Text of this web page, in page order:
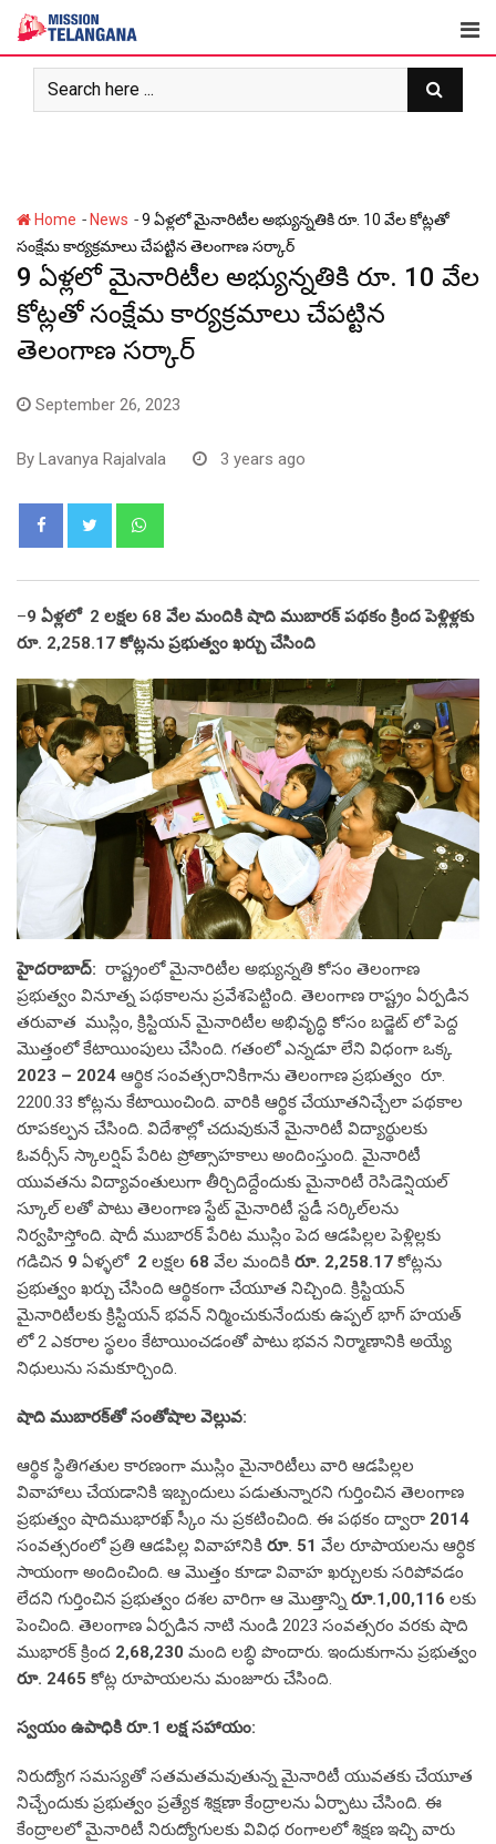
Skip
content
Home - News -9 ఏళ్లలో మైనారిటీల అభ్యున్నతికి రూ. 10 వేల కోట్లతో
సంక్షేమ కార్యక్రమాలు చేపట్టిన తెలంగాణ సర్కార్
9 ఏళ్లలో మైనారిటీల అభ్యున్నతికి రూ. 10 వేల
కోట్లతో సంక్షేమ కార్యక్రమాలు చేపట్టిన
తెలంగాణ సర్కార్
September 26, 2023
By Lavanya Rajalvala 3 years ago
–9 ఏళ్లలో 2 లక్షల 68 వేల మందికి షాది ముబారక్ పథకం క్రింద పెళ్లిళ్లకు
రూ. 2,258.17 కోట్లను ప్రభుత్వం ఖర్చు చేసింది
హైదరాబాద్: రాష్ట్రంలో మైనారిటీల అభ్యున్నతి కోసం తెలంగాణ
ప్రభుత్వం వినూత్న పథకాలను ప్రవేశపెట్టింది. తెలంగాణ రాష్ట్రం ఏర్పడిన
తరువాత ముస్లిం, క్రిస్టియన్ మైనారిటీల అభివృద్ధి కోసం బడ్జెట్ లో పెద్ద
మొత్తంలో కేటాయింపులు చేసింది. గతంలో ఎన్నడూ లేని విధంగా ఒక్క
2023 – 2024 ఆర్థిక సంవత్సరానికిగాను తెలంగాణ ప్రభుత్వం రూ.
2200.33 కోట్లను కేటాయించింది. వారికి ఆర్థిక చేయూతనిచ్చేలా పథకాల
రూపకల్పన చేసింది. విదేశాల్లో చదువుకునే మైనారిటీ విద్యార్థులకు
ఓవర్సీస్ స్కాలర్షిప్ పేరిట ప్రోత్సాహకాలు అందింస్తుంది. మైనారిటీ
యువతను విద్యావంతులుగా తీర్చిదిద్దేందుకు మైనారిటీ రెసిడెన్షియల్
స్కూల్ లతో పాటు తెలంగాణ స్టేట్ మైనారిటీ స్టడీ సర్కిల్‌లను
నిర్వహిస్తోంది. షాదీ ముబారక్ పేరిట ముస్లిం పెద ఆడపిల్లల పెళ్లిల్లకు
గడిచిన 9 ఏళ్ళలో 2 లక్షల 68 వేల మందికి రూ. 2,258.17 కోట్లను
ప్రభుత్వం ఖర్చు చేసింది ఆర్థికంగా చేయూత నిచ్చింది. క్రిస్టియన్
మైనారిటీలకు క్రిస్టియన్ భవన్ నిర్మించుకునేందుకు ఉప్పల్ భాగ్ హయత్
లో 2 ఎకరాల స్థలం కేటాయించడంతో పాటు భవన నిర్మాణానికి అయ్యే
నిధులును సమకూర్చింది.
షాది ముబారక్‌తో సంతోషాల వెల్లువ:
ఆర్థిక స్థితిగతుల కారణంగా ముస్లిం మైనారిటీలు వారి ఆడపిల్లల
వివాహాలు చేయడానికి ఇబ్బందులు పడుతున్నారని గుర్తించిన తెలంగాణ
ప్రభుత్వం షాదిముభారఖ్ స్కీం ను ప్రకటించింది. ఈ పథకం ద్వారా 2014
సంవత్సరంలో ప్రతి ఆడపిల్ల వివాహానికి రూ. 51 వేల రూపాయలను ఆర్ధిక
సాయంగా అందించింది. ఆ మొత్తం కూడా వివాహ ఖర్చులకు సరిపోవడం
లేదని గుర్తించిన ప్రభుత్వం దశల వారిగా ఆ మొత్తాన్ని రూ.1,00,116 లకు
పెంచింది. తెలంగాణ ఏర్పడిన నాటి నుండి 2023 సంవత్సరం వరకు షాది
ముభారక్ క్రింద 2,68,230 మంది లబ్ధి పొందారు. ఇందుకుగాను ప్రభుత్వం
రూ. 2465 కోట్ల రూపాయలను మంజూరు చేసింది.
స్వయం ఉపాధికి రూ.1 లక్ష సహాయం:
నిరుద్యోగ సమస్యతో సతమతమవుతున్న మైనారిటీ యువతకు చేయూత
నిచ్చేందుకు ప్రభుత్వం ప్రత్యేక శిక్షణా కేంద్రాలను ఏర్పాటు చేసింది. ఈ
కేంద్రాలలో మైనారిటీ నిరుద్యోగులకు వివిధ రంగాలలో శిక్షణ ఇచ్చి వారు